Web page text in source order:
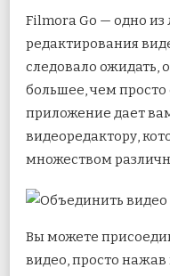
Filmora Go — одно
редактирования
следовало ожидать,
большее, чем
приложение дает
видеоредактору,
множеством
Вы можете
видео, просто